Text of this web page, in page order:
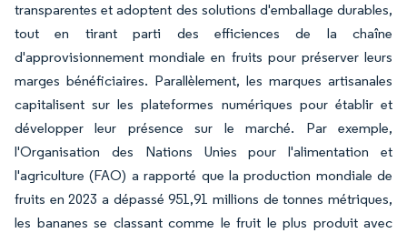
transparentes et adoptent des solutions d'emballage durables,
tout en tirant parti des efficiences de la chaîne
d'approvisionnement mondiale en fruits pour préserver leurs
marges bénéficiaires. Parallèlement, les marques artisanales
capitalisent sur les plateformes numériques pour établir et
développer leur présence sur le marché. Par exemple,
l'Organisation des Nations Unies pour l'alimentation et
l'agriculture (FAO) a rapporté que la production mondiale de
fruits en 2023 a dépassé 951,91 millions de tonnes métriques,
les bananes se classant comme le fruit le plus produit avec